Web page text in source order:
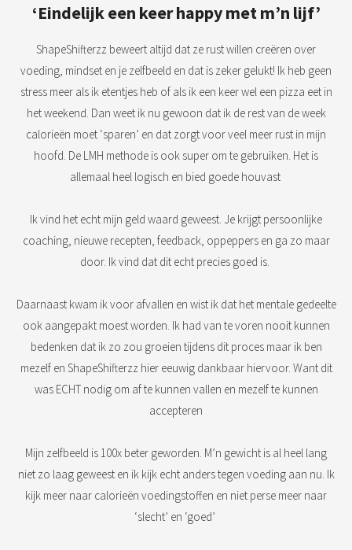
‘Eindelijk een keer happy met m’n lijf’
ShapeShifterzz beweert altijd dat ze rust willen creëren over
voeding, mindset en je zelfbeeld en dat is zeker gelukt! Ik heb geen
stress meer als ik etentjes heb of als ik een keer wel een pizza eet in
het weekend. Dan weet ik nu gewoon dat ik de rest van de week
calorieën moet ‘sparen’ en dat zorgt voor veel meer rust in mijn
hoofd. De LMH methode is ook super om te gebruiken. Het is
allemaal heel logisch en bied goede houvast
Ik vind het echt mijn geld waard geweest. Je krijgt persoonlijke
coaching, nieuwe recepten, feedback, oppeppers en ga zo maar
door. Ik vind dat dit echt precies goed is.
Daarnaast kwam ik voor afvallen en wist ik dat het mentale gedeelte
ook aangepakt moest worden. Ik had van te voren nooit kunnen
bedenken dat ik zo zou groeien tijdens dit proces maar ik ben
mezelf en ShapeShifterzz hier eeuwig dankbaar hiervoor. Want dit
was ECHT nodig om af te kunnen vallen en mezelf te kunnen
accepteren
Mijn zelfbeeld is 100x beter geworden. M’n gewicht is al heel lang
niet zo laag geweest en ik kijk echt anders tegen voeding aan nu. Ik
kijk meer naar calorieën voedingstoffen en niet perse meer naar
‘slecht’ en ‘goed’